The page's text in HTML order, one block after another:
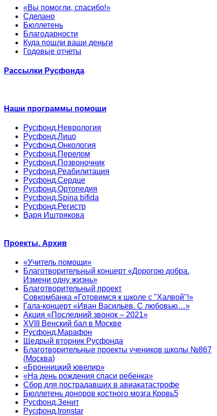
«Вы помогли, спасибо!»
Сделано
Бюллетень
Благодарности
Куда пошли ваши деньги
Годовые отчеты
Рассылки Русфонда
Наши программы помощи
Русфонд.Неврология
Русфонд.Лицо
Русфонд.Онкология
Русфонд.Перелом
Русфонд.Позвоночник
Русфонд.Реабилитация
Русфонд.Сердце
Русфонд.Ортопедия
Русфонд.Spina bifida
Русфонд.Регистр
Варя Иштрякова
Проекты. Архив
«Учитель помощи»
Благотворительный концерт «Дорогою добра.
Измени одну жизнь»
Благотворительный проект
Совкомбанка «Готовимся к школе с "Халвой"!»
Гала-концерт «Иван Васильев. С любовью…»
Акция «Последний звонок – 2021»
XVIII Венский бал в Москве
Русфонд.Марафон
Щедрый вторник Русфонда
Благотворительные проекты учеников школы №867
(Москва)
«Бронницкий ювелир»
«На день рождения спаси ребенка»
Сбор для пострадавших в авиакатастрофе
Бюллетень доноров костного мозга Кровь5
Русфонд.Зенит
Русфонд.Ironstar